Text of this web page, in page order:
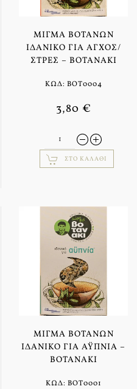
ΜΊΓΜΑ ΒΟΤΆΝΩΝ
ΙΔΑΝΙΚΌ ΓΙΑ ΆΓΧΟΣ/
ΣΤΡΕΣ – ΒΟΤΑΝΆΚΙ
ΚΩΔ: BOT0004
3,80 €
ΣΤΟ ΚΑΛΆΘΙ
ΜΊΓΜΑ ΒΟΤΆΝΩΝ
ΙΔΑΝΙΚΌ ΓΙΑ ΑΫΠΝΊΑ –
ΒΟΤΑΝΆΚΙ
ΚΩΔ: BOT0001